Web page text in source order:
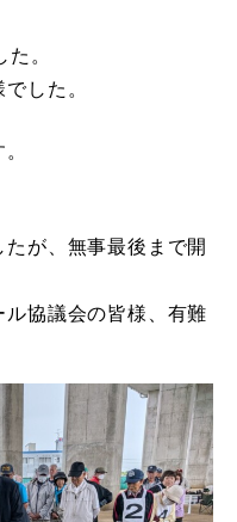
。
した。
が、無事最後まで開
協議会の皆様、有難